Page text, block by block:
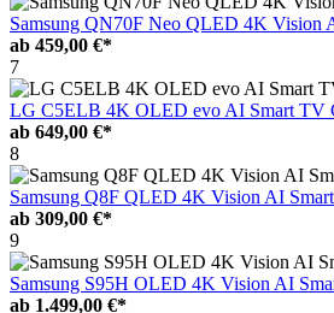
Samsung QN70F Neo QLED 4K Vision
ab 459,00 €*
7
LG C5ELB 4K OLED evo AI Smart TV
ab 649,00 €*
8
Samsung Q8F QLED 4K Vision AI
ab 309,00 €*
9
Samsung S95H OLED 4K Vision AI
ab 1.499,00 €*